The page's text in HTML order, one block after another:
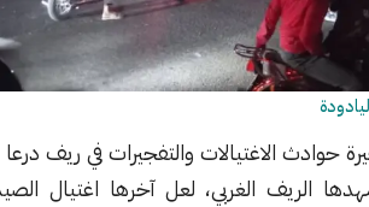
والتفجيرات في ريف درعا الغربي. عدة
لعل آخرها اغتيال الصيدلي “أحمد